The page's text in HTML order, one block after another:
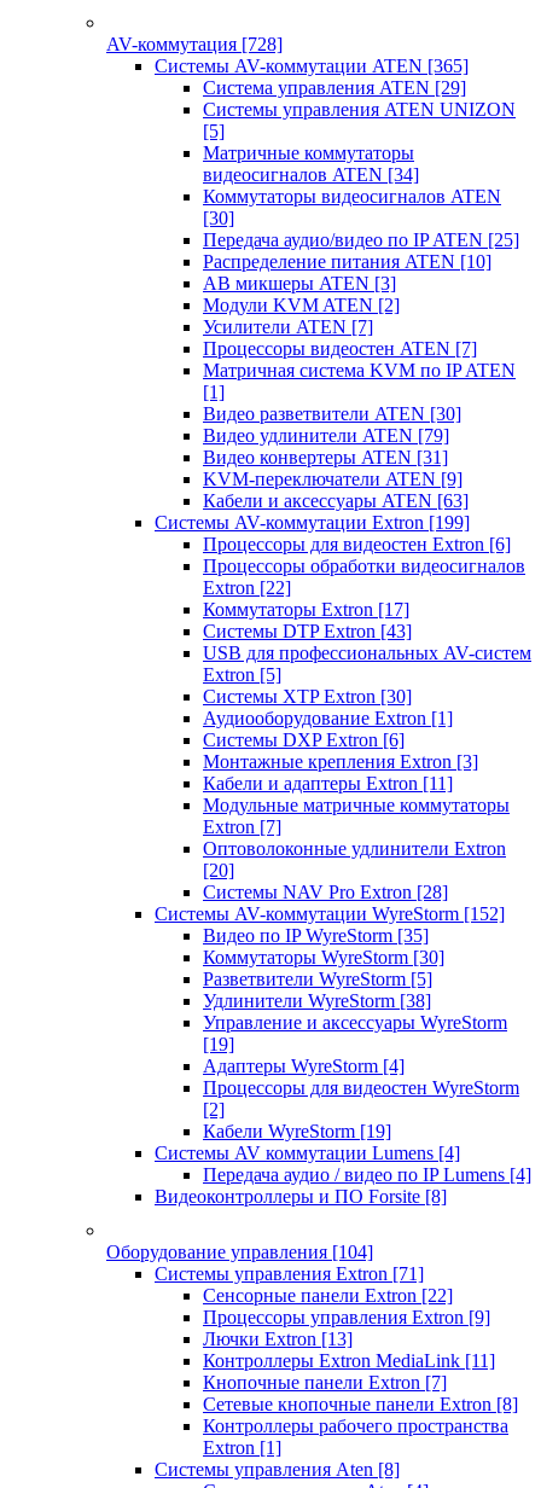
AV-коммутация [728]
Системы AV-коммутации ATEN [365]
Система управления ATEN [29]
Системы управления ATEN UNIZON
[5]
Матричные коммутаторы
видеосигналов ATEN [34]
Коммутаторы видеосигналов ATEN
[30]
Передача аудио/видео по IP ATEN [25]
Распределение питания ATEN [10]
АВ микшеры ATEN [3]
Модули KVM ATEN [2]
Усилители ATEN [7]
Процессоры видеостен ATEN [7]
Матричная система KVM по IP ATEN
[1]
Видео разветвители ATEN [30]
Видео удлинители ATEN [79]
Видео конвертеры ATEN [31]
KVM-переключатели ATEN [9]
Кабели и аксессуары ATEN [63]
Системы AV-коммутации Extron [199]
Процессоры для видеостен Extron [6]
Процессоры обработки видеосигналов
Extron [22]
Коммутаторы Extron [17]
Системы DTP Extron [43]
USB для профессиональных AV-систем
Extron [5]
Системы XTP Extron [30]
Аудиооборудование Extron [1]
Системы DXP Extron [6]
Монтажные крепления Extron [3]
Кабели и адаптеры Extron [11]
Модульные матричные коммутаторы
Extron [7]
Оптоволоконные удлинители Extron
[20]
Системы NAV Pro Extron [28]
Системы AV-коммутации WyreStorm [152]
Видео по IP WyreStorm [35]
Коммутаторы WyreStorm [30]
Разветвители WyreStorm [5]
Удлинители WyreStorm [38]
Управление и аксессуары WyreStorm
[19]
Адаптеры WyreStorm [4]
Процессоры для видеостен WyreStorm
[2]
Кабели WyreStorm [19]
Системы AV коммутации Lumens [4]
Передача аудио / видео по IP Lumens [4]
Видеоконтроллеры и ПО Forsite [8]
Оборудование управления [104]
Системы управления Extron [71]
Сенсорные панели Extron [22]
Процессоры управления Extron [9]
Лючки Extron [13]
Контроллеры Extron MediaLink [11]
Кнопочные панели Extron [7]
Сетевые кнопочные панели Extron [8]
Контроллеры рабочего пространства
Extron [1]
Системы управления Aten [8]